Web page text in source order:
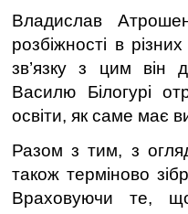
Владислав
розбіжності в
зв’язку з цим він
Василю Білогурі
освіти, як саме має
Разом з тим, з
також терміново
Враховуючи те, що